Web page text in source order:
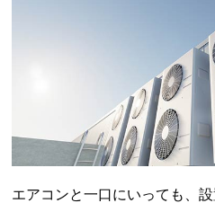
エアコンと一口にいっても、